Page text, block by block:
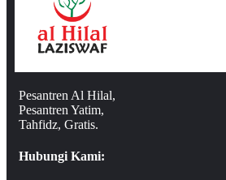
Pesantren Al Hilal,
Pesantren Yatim,
Tahfidz, Gratis.
Hubungi Kami: